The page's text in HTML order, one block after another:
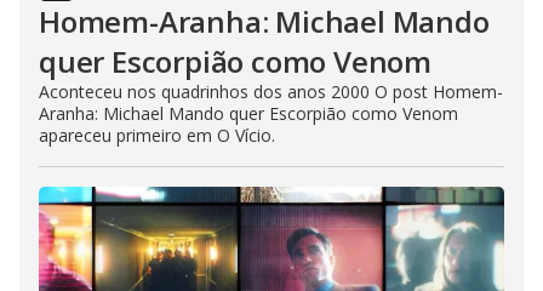
Homem-Aranha: Michael Mando
quer Escorpião como Venom
Aconteceu nos quadrinhos dos anos 2000 O post Homem-
Aranha: Michael Mando quer Escorpião como Venom
apareceu primeiro em O Vício.